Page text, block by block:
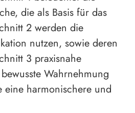
die als Basis für das
2 werden die
nutzen, sowie deren
3 praxisnahe
Wahrnehmung
eine harmonischere und